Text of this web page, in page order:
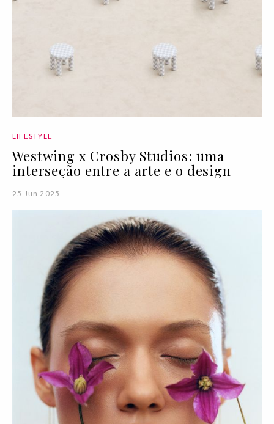
LIFESTYLE
Westwing x Crosby Studios: uma
interseção entre a arte e o design
25 Jun 2025